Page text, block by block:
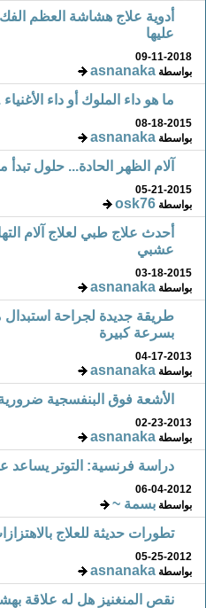
أدوية علاج هشاشة العظم الفك
عليها
09-11-2018
بواسطةasnanaka
ما هو داء الملوك أو داء
08-18-2015
بواسطةasnanaka
آلام الظهر الحادة... حلول تبدأ
05-21-2015
بواسطةosk76
أحدث علاج طبي لعلاج آلام
عشبي
03-18-2015
بواسطةasnanaka
طريقة جديدة لجراحة استبدال
بسرعة كبيرة
04-17-2013
بواسطةasnanaka
الأشعة فوق البنفسجية
02-23-2013
بواسطةasnanaka
دراسة فرنسية: التوتر يساعد
06-04-2012
بواسطةبسمة ~
تطورات حديثة للعلاج
05-25-2012
بواسطةasnanaka
نقص المنغنيز هل له علاقة